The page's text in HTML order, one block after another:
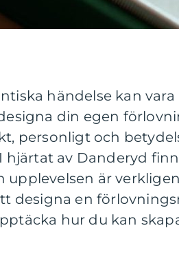
händelse kan
din egen
personligt och
hjärtat av Danderyd
upplevelsen är
designa en
hur du kan